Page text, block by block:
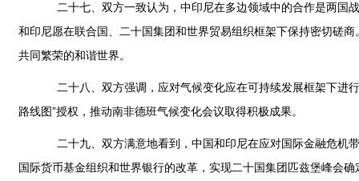
二十七、双方一致认为，中印尼在多边领域中的合作是两国战
和印尼愿在联合国、二十国集团和世界贸易组织框架下保持密切磋
共同繁荣的和谐世界。
二十八、双方强调，应对气候变化应在可持续发展框架下进行
路线图”授权，推动南非德班气候变化会议取得积极成果。
二十九、双方满意地看到，中国和印尼在应对国际金融危机带
国际货币基金组织和世界银行的改革，实现二十国集团匹兹堡峰会